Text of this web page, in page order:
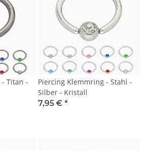
Titan -
Piercing Klemmring - Stahl -
Silber - Kristall
7,95 € *